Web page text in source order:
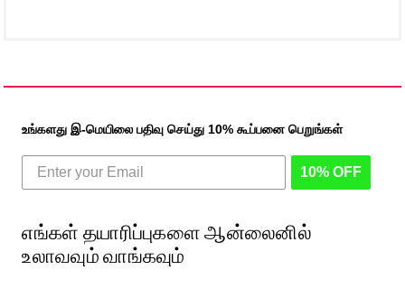
உங்களது இ-மெயிலை பதிவு செய்து 10% கூப்பனை பெறுங்கள்
10% OFF
எங்கள் தயாரிப்புகளை ஆன்லைனில்
உலாவவும் வாங்கவும்